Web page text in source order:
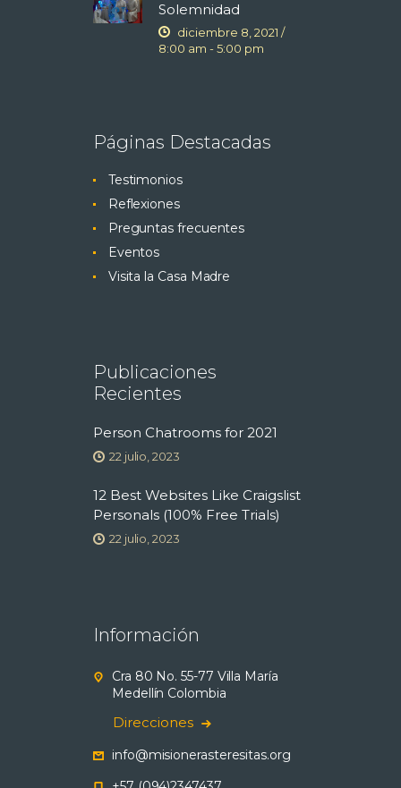
Solemnidad
diciembre 8, 2021 /
8:00 am -5:00 pm
Páginas Destacadas
Testimonios
Reflexiones
Preguntas frecuentes
Eventos
Visita la Casa Madre
Publicaciones
Recientes
Person Chatrooms for 2021
22 julio, 2023
12 Best Websites Like Craigslist
Personals (100% Free Trials)
22 julio, 2023
Información
Cra 80 No. 55-77 Villa María
Medellín Colombia
Direcciones
info@misionerasteresitas.org